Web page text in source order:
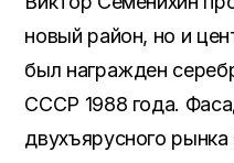
новый район, но и
был награжден
СССР 1988 года.
двухъярусного